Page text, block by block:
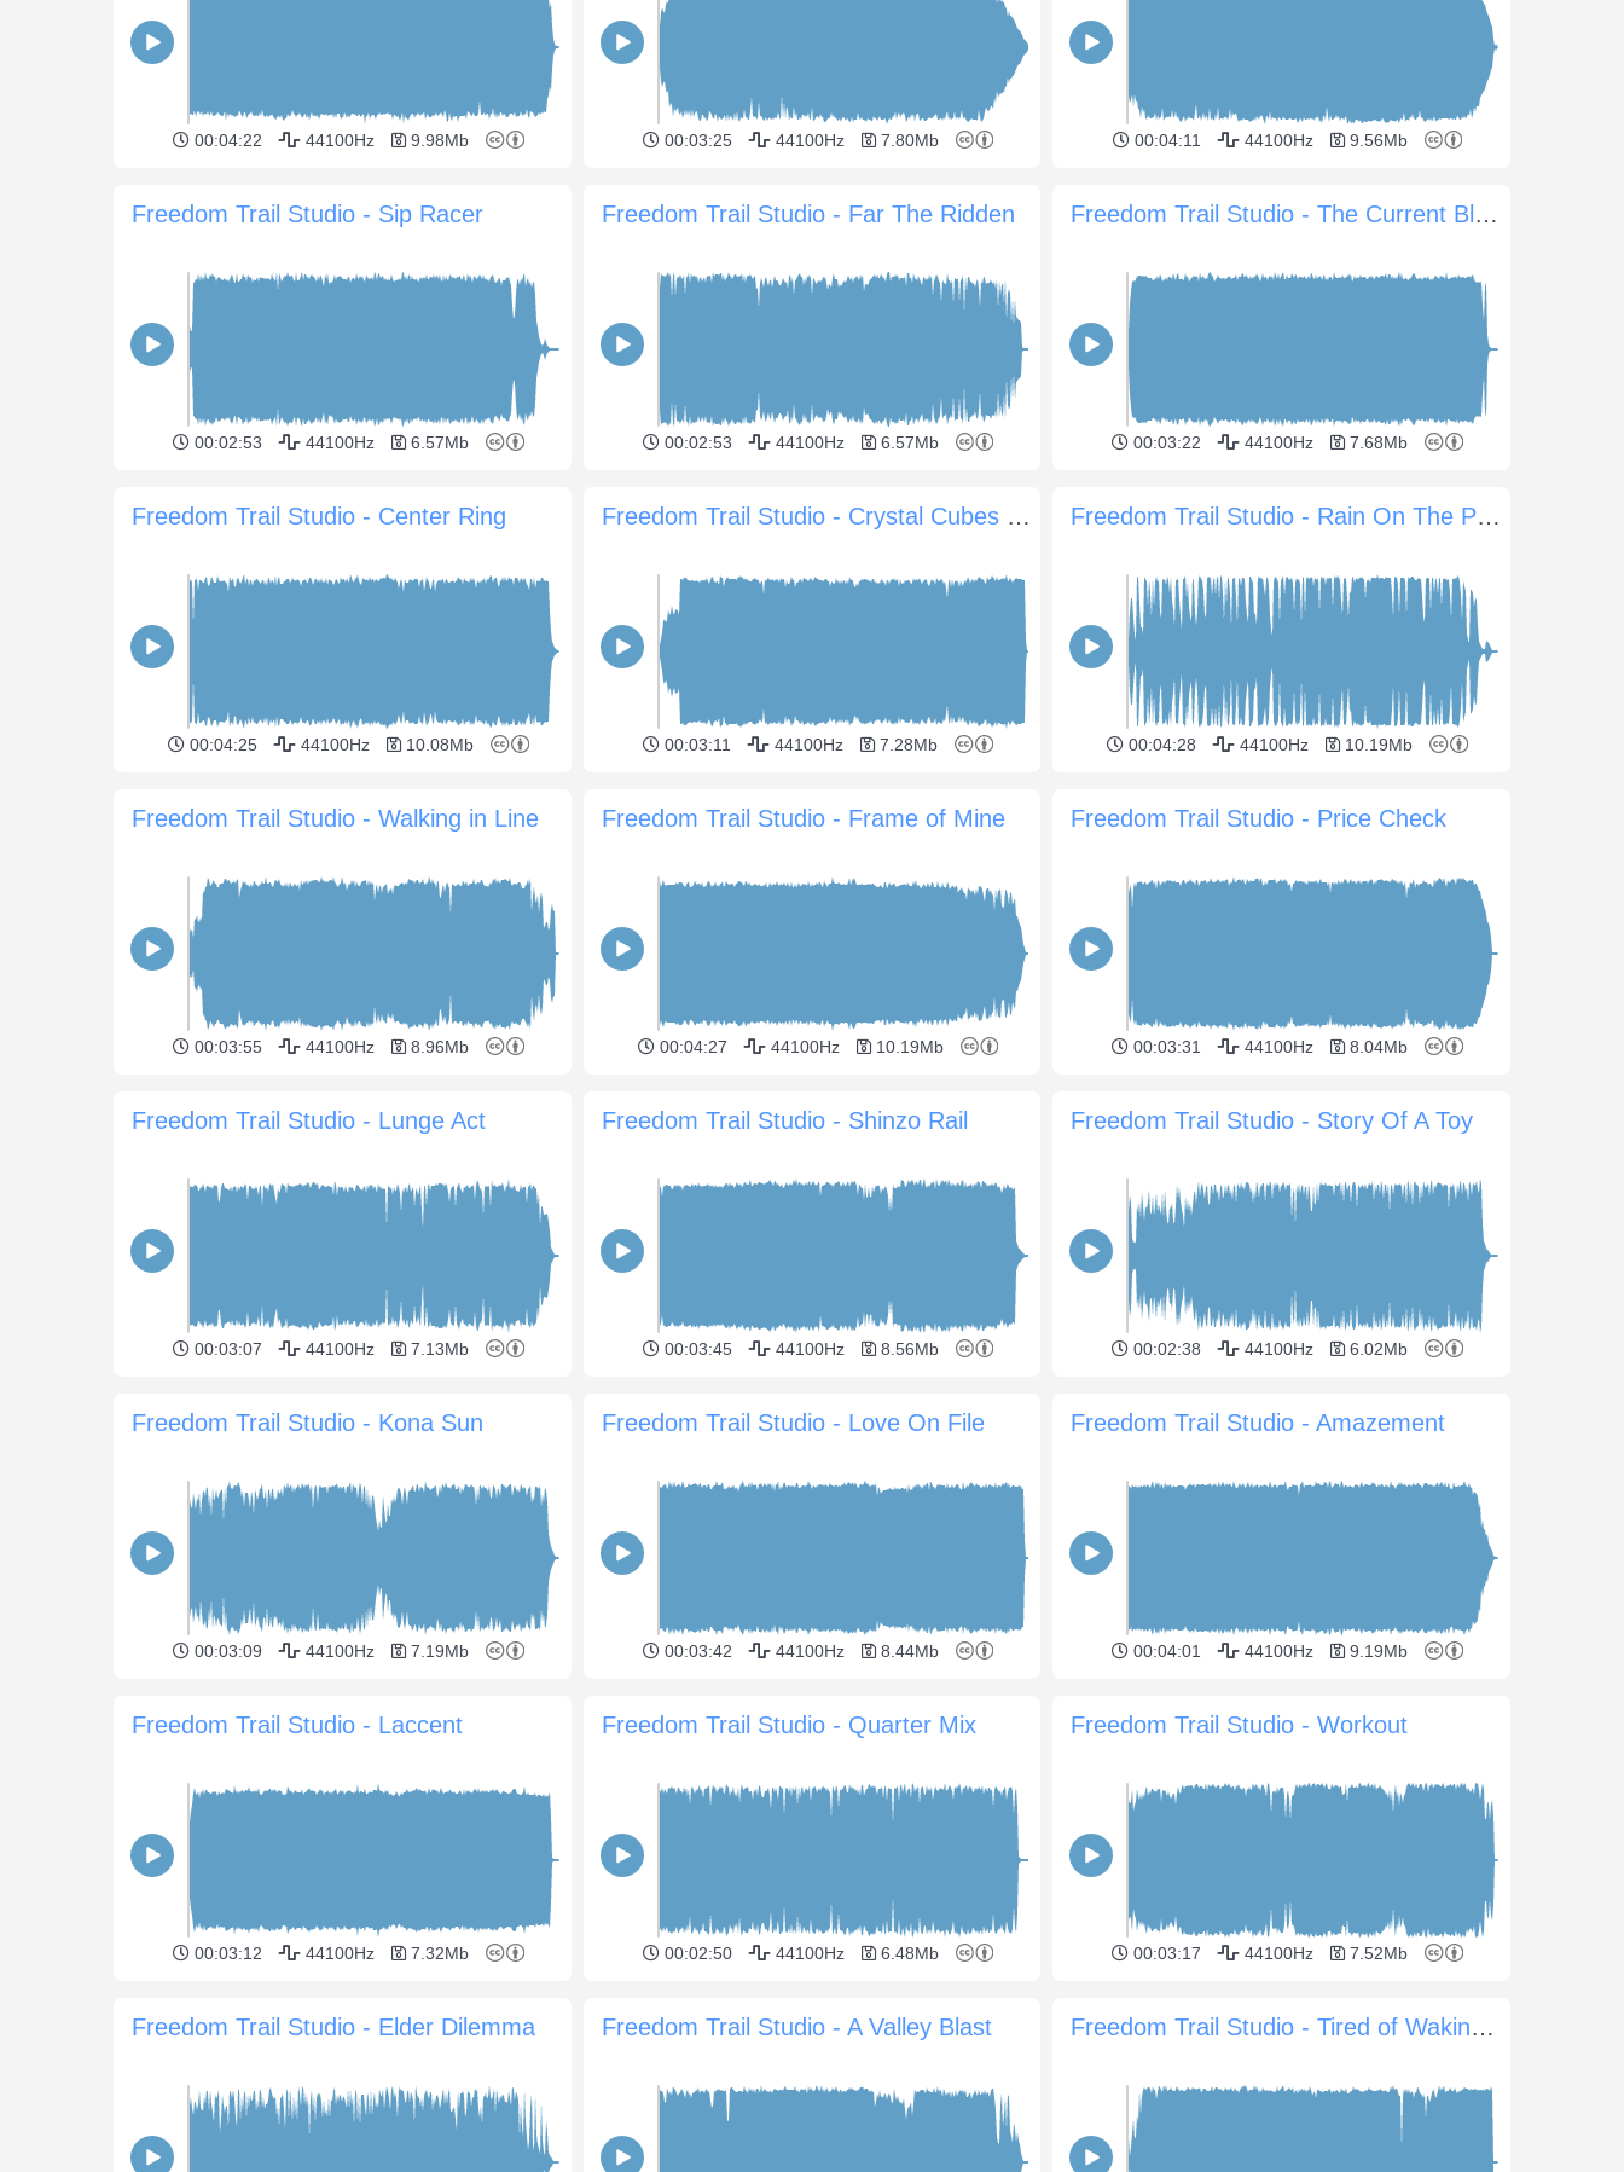
00:04:22 44100Hz 9.98Mb 00:03:25 44100Hz 7.80Mb 00:04:11 44100Hz 9.56Mb
Freedom Trail Studio - Sip Racer
00:02:53 44100Hz 6.57Mb
Freedom Trail Studio - Far The Ridden
00:02:53 44100Hz 6.57Mb
Freedom Trail Studio - The Current Blues
00:03:22 44100Hz 7.68Mb
Freedom Trail Studio - Center Ring
00:04:25 44100Hz 10.08Mb
Freedom Trail Studio - Crystal Cubes Part Two
00:03:11 44100Hz 7.28Mb
Freedom Trail Studio - Rain On The Parade
00:04:28 44100Hz 10.19Mb
Freedom Trail Studio - Walking in Line
00:03:55 44100Hz 8.96Mb
Freedom Trail Studio - Frame of Mine
00:04:27 44100Hz 10.19Mb
Freedom Trail Studio - Price Check
00:03:31 44100Hz 8.04Mb
Freedom Trail Studio - Lunge Act
00:03:07 44100Hz 7.13Mb
Freedom Trail Studio - Shinzo Rail
00:03:45 44100Hz 8.56Mb
Freedom Trail Studio - Story Of A Toy
00:02:38 44100Hz 6.02Mb
Freedom Trail Studio - Kona Sun
00:03:09 44100Hz 7.19Mb
Freedom Trail Studio - Love On File
00:03:42 44100Hz 8.44Mb
Freedom Trail Studio - Amazement
00:04:01 44100Hz 9.19Mb
Freedom Trail Studio - Laccent
00:03:12 44100Hz 7.32Mb
Freedom Trail Studio - Quarter Mix
00:02:50 44100Hz 6.48Mb
Freedom Trail Studio - Workout
00:03:17 44100Hz 7.52Mb
Freedom Trail Studio - Elder Dilemma Freedom Trail Studio - A Valley Blast Freedom Trail Studio - Tired of Waking You Up